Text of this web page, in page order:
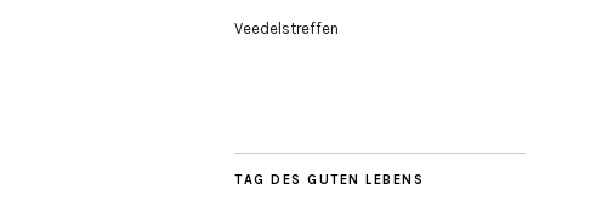
Veedelstreffen
TAG DES GUTEN LEBENS